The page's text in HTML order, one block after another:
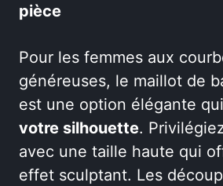
pièce
Pour les femmes aux
généreuses, le maillot de
est une option élégante
votre silhouette.
avec une taille haute qui
effet sculptant. Les